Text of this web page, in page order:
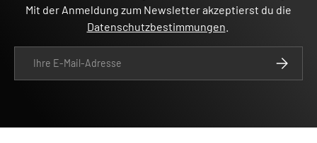
Mit der Anmeldung zum Newsletter akzeptierst du die
Datenschutzbestimmungen